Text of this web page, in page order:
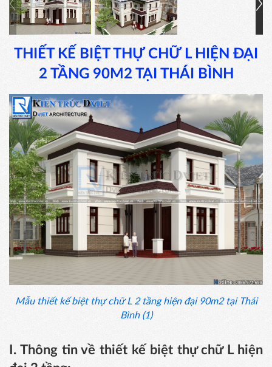
THIẾT KẾ BIỆT THỰ CHỮ L HIỆN ĐẠI
2 TẦNG 90M2 TẠI THÁI BÌNH
Mẫu thiết kế biệt thự chữ L 2 tầng hiện đại 90m2 tại Thái
Bình (1)
I. Thông tin về thiết kế biệt thự chữ L hiện